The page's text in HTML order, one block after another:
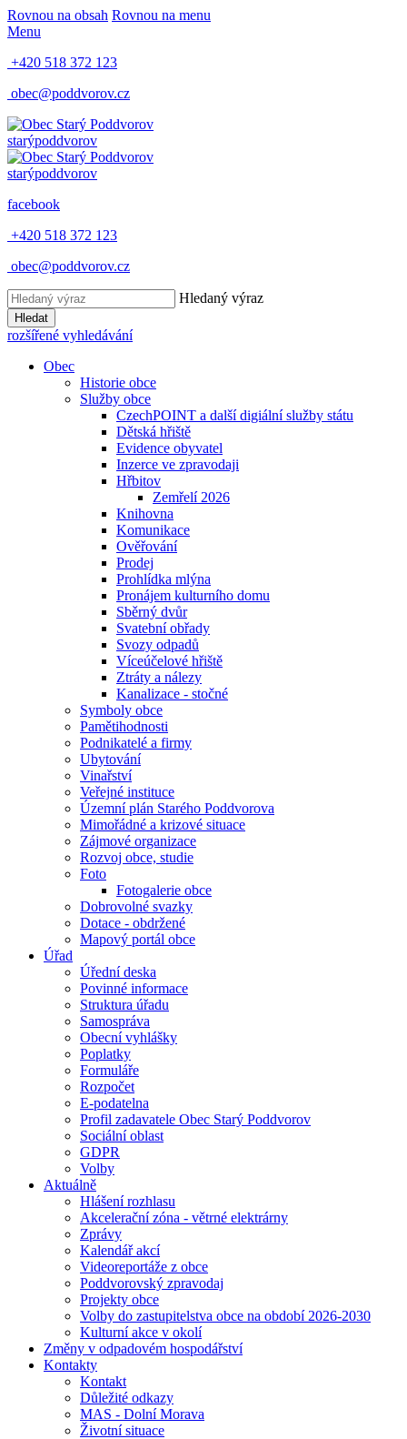
Rovnou na obsah Rovnou na menu
Menu
+420 518 372 123
obec@poddvorov.cz
starýpoddvorov
starýpoddvorov
facebook
+420 518 372 123
obec@poddvorov.cz
Hledaný výraz
Hledat
rozšířené vyhledávání
Obec
Historie obce
Služby obce
CzechPOINT a další digiální služby státu
Dětská hřiště
Evidence obyvatel
Inzerce ve zpravodaji
Hřbitov
Zemřelí 2026
Knihovna
Komunikace
Ověřování
Prodej
Prohlídka mlýna
Pronájem kulturního domu
Sběrný dvůr
Svatební obřady
Svozy odpadů
Víceúčelové hřiště
Ztráty a nálezy
Kanalizace - stočné
Symboly obce
Pamětihodnosti
Podnikatelé a firmy
Ubytování
Vinařství
Veřejné instituce
Územní plán Starého Poddvorova
Mimořádné a krizové situace
Zájmové organizace
Rozvoj obce, studie
Foto
Fotogalerie obce
Dobrovolné svazky
Dotace - obdržené
Mapový portál obce
Úřad
Úřední deska
Povinné informace
Struktura úřadu
Samospráva
Obecní vyhlášky
Poplatky
Formuláře
Rozpočet
E-podatelna
Profil zadavatele Obec Starý Poddvorov
Sociální oblast
GDPR
Volby
Aktuálně
Hlášení rozhlasu
Akcelerační zóna - větrné elektrárny
Zprávy
Kalendář akcí
Videoreportáže z obce
Poddvorovský zpravodaj
Projekty obce
Volby do zastupitelstva obce na období 2026-2030
Kulturní akce v okolí
Změny v odpadovém hospodářství
Kontakty
Kontakt
Důležité odkazy
MAS - Dolní Morava
Životní situace